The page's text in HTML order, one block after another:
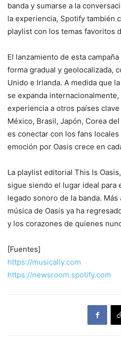
banda y sumarse a la
la experiencia, Spotify también
playlist con los temas favoritos
El lanzamiento de esta
forma gradual y geolocalizada,
Unido e Irlanda. A medida que
se expanda
experiencia a otros países
México, Brasil, Japón, Corea
es conectar con los fans
emoción por Oasis crece en
La playlist editorial This Is
sigue siendo el lugar ideal
legado sonoro de la banda.
música de Oasis ya ha
y los corazones de quienes
[Fuentes]
https://musically.com
https://newsroom.spotify.com